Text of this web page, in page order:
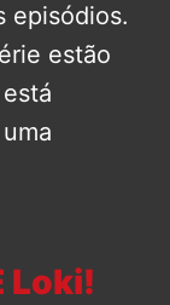
episódios.
estão
Loki!